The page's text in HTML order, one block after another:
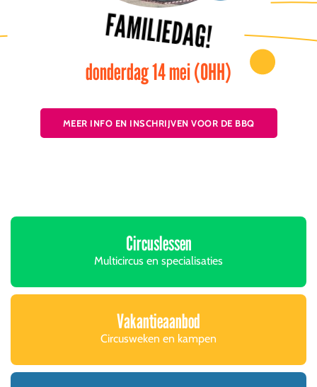
FAMILIEDAG!
donderdag 14 mei (OHH)
MEER INFO EN INSCHRIJVEN VOOR DE BBQ
Circuslessen
Multicircus en specialisaties
Vakantieaanbod
Circusweken en kampen